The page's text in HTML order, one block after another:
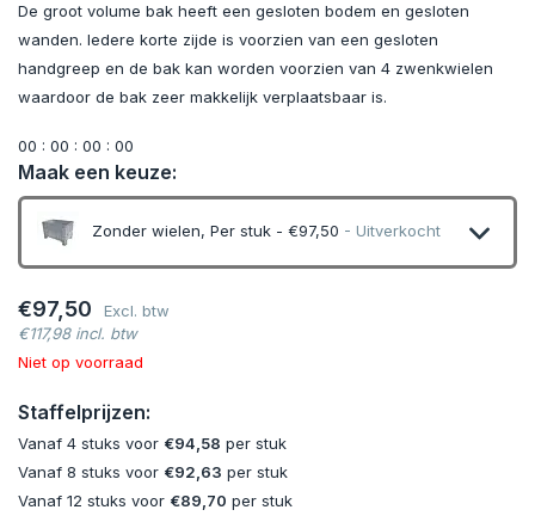
De groot volume bak heeft een gesloten bodem en gesloten
wanden. Iedere korte zijde is voorzien van een gesloten
handgreep en de bak kan worden voorzien van 4 zwenkwielen
waardoor de bak zeer makkelijk verplaatsbaar is.
00 : 00 : 00 : 00
Maak een keuze:
Zonder wielen, Per stuk - €97,50 - Uitverkocht
€97,50
Excl. btw
€117,98 incl. btw
Niet op voorraad
Staffelprijzen:
Vanaf 4 stuks voor €94,58 per stuk
Vanaf 8 stuks voor €92,63 per stuk
Vanaf 12 stuks voor €89,70 per stuk